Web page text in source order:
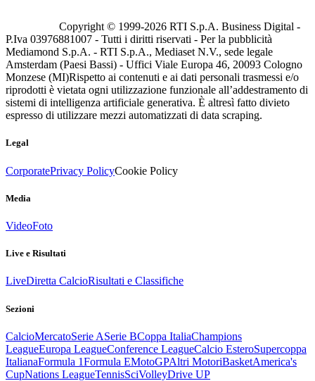
Copyright © 1999-2026 RTI S.p.A. Business Digital -
P.Iva 03976881007 - Tutti i diritti riservati - Per la pubblicità
Mediamond S.p.A. - RTI S.p.A., Mediaset N.V., sede legale
Amsterdam (Paesi Bassi) - Uffici Viale Europa 46, 20093 Cologno
Monzese (MI)Rispetto ai contenuti e ai dati personali trasmessi e/o
riprodotti è vietata ogni utilizzazione funzionale all’addestramento di
sistemi di intelligenza artificiale generativa. È altresì fatto divieto
espresso di utilizzare mezzi automatizzati di data scraping.
Legal
CorporatePrivacy PolicyCookie Policy
Media
VideoFoto
Live e Risultati
LiveDiretta CalcioRisultati e Classifiche
Sezioni
CalcioMercatoSerie ASerie BCoppa ItaliaChampions
LeagueEuropa LeagueConference LeagueCalcio EsteroSupercoppa
ItalianaFormula 1Formula EMotoGPAltri MotoriBasketAmerica's
CupNations LeagueTennisSciVolleyDrive UP